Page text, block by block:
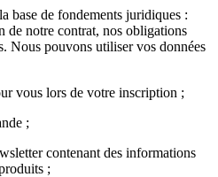
base de fondements juridiques :
de notre contrat, nos obligations
Nous pouvons utiliser vos données
vous lors de votre inscription ;
;
contenant des informations
;